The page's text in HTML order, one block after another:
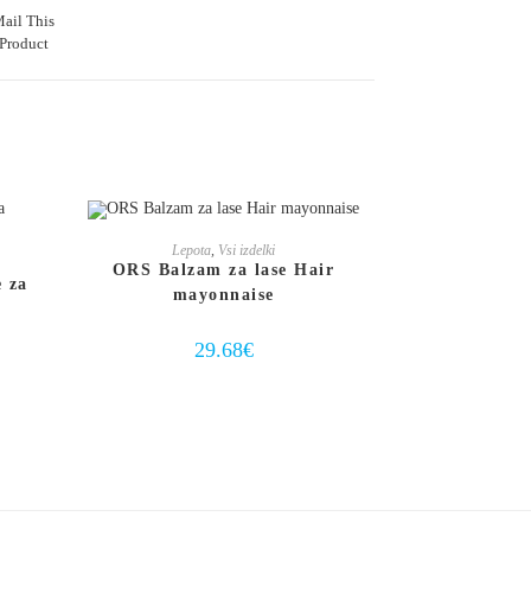
This
Product
za
DODAJ V KOŠARICO
Lepota Vsi izdelki
ORS Balzam za lase Hair
mayonnaise
29.68€